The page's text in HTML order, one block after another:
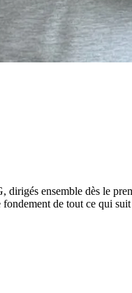
ensemble dès le
de tout ce qui